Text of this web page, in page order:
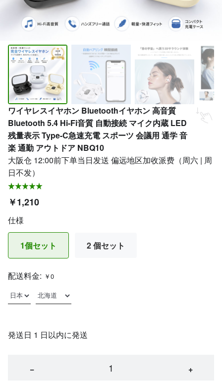
ワイヤレスイヤホン Bluetoothイヤホン 高音質
Bluetooth 5.4 Hi-Fi音質 自動接続 マイク内蔵 LED
残量表示 Type-C急速充電 スポーツ 会議用 通学 音
楽 通勤 アウトドア NBQ10
大阪仓 12:00前下单当日发送 偏远地区加收派费（周六 | 周
日不发）
￥1,210
仕様
1個セット 2 個セット
配送料金: ￥0
発送日 1 日以内に発送
− +